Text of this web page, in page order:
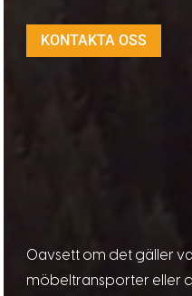
KONTAKTA OSS
Oavsett om det gäller
möbeltransporter eller